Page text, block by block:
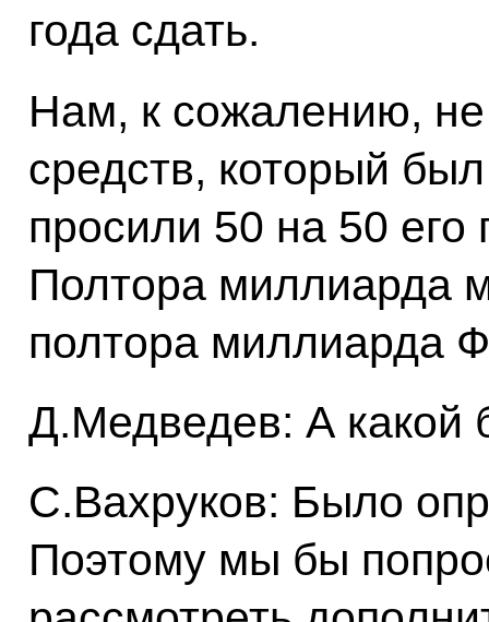
года сдать.
Нам, к сожалению, не
средств, который
просили 50 на 50
Полтора миллиарда
полтора миллиарда
Д.Медведев: А какой
С.Вахруков: Было
Поэтому мы бы